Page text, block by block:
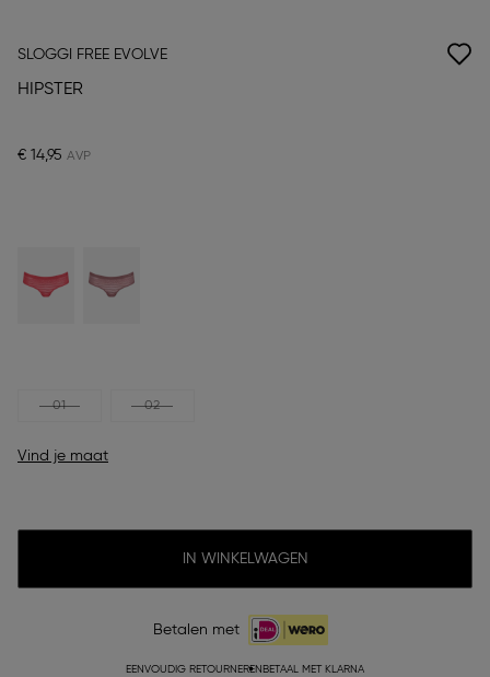
SLOGGI FREE EVOLVE
HIPSTER
€ 14,95
01 02
Vind je maat
IN WINKELWAGEN
Betalen met
EENVOUDIG RETOURNEREN BETAAL MET KLARNA